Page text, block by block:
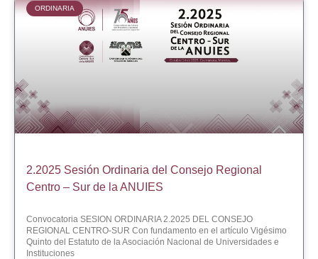
ORDINARIA
2.2025 Sesión Ordinaria del Consejo Regional
Centro – Sur de la ANUIES
Convocatoria SESION ORDINARIA 2.2025 DEL CONSEJO
REGIONAL CENTRO-SUR Con fundamento en el artículo Vigésimo
Quinto del Estatuto de la Asociación Nacional de Universidades e
Instituciones